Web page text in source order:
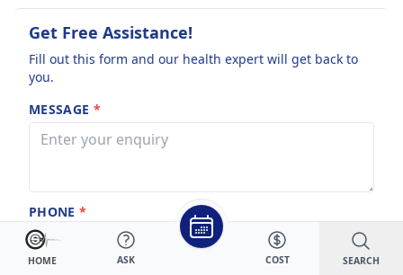
Get Free Assistance!
Fill out this form and our health expert will get back to
you.
MESSAGE *
PHONE*
HOME ASK COST SEARCH